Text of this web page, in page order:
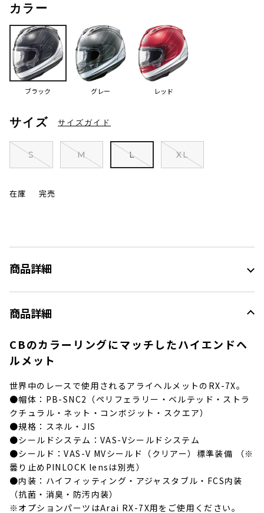
カラー
ブラック グレー レッド
サイズ サイズガイド
S M L XL
在庫 完売
商品詳細
商品詳細
CBのカラーリングにマッチしたハイエンドヘ
ルメット
世界中のレースで使用されるアライヘルメットのRX-7X。
●帽体：PB-SNC2（ペリフェラリー・ベルテッド・ストラ
クチュラル・ネット・コンボジット・スクエア）
●規格：スネル・JIS
●シールドシステム：VAS-Vシールドシステム
●シールド：VAS-V MVシールド（クリアー）標準装備 （※
曇り止めPINLOCK lensは別売）
●内装：ハイフィッティング・アジャスタブル・FCS内装
（抗菌・消臭・防汚内装）
※オプションパーツはArai RX-7X用をご使用ください。